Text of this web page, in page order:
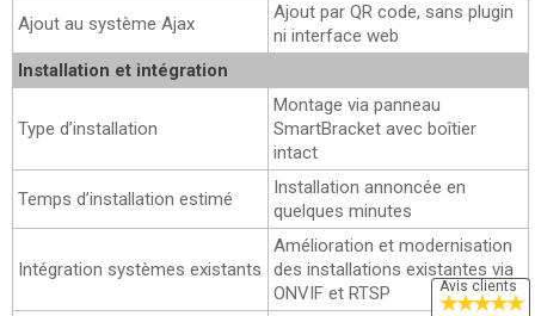
Ajout au système Ajax
Ajout par QR code, sans plugin
ni interface web
Installation et intégration
Type d’installation
Montage via panneau
SmartBracket avec boîtier
intact
Temps d’installation estimé
Installation annoncée en
quelques minutes
Intégration systèmes existants
Amélioration et modernisation
des installations existantes via
ONVIF et RTSP
Avis clients
★★★★★